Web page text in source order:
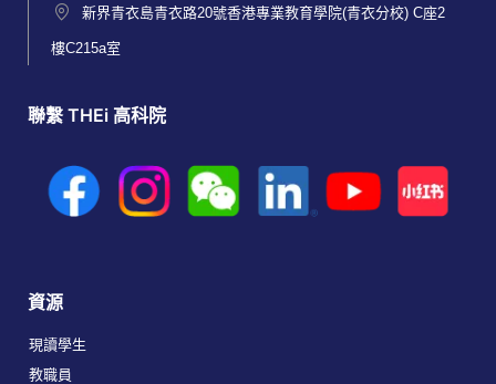
新界青衣島青衣路20號香港專業教育學院(青衣分校) C座2
樓C215a室
聯繫 THEi 高科院
資源
現讀學生
教職員